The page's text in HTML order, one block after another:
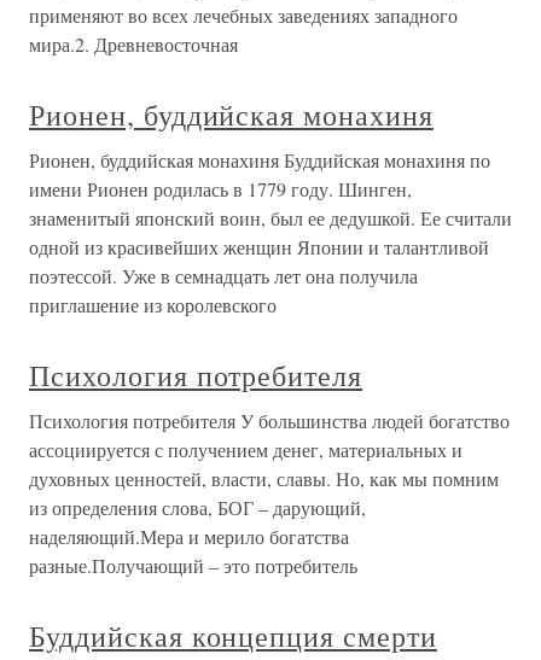
применяют во всех лечебных заведениях западного
мира.2. Древневосточная
Рионен, буддийская монахиня
Рионен, буддийская монахиня Буддийская монахиня по
имени Рионен родилась в 1779 году. Шинген,
знаменитый японский воин, был ее дедушкой. Ее считали
одной из красивейших женщин Японии и талантливой
поэтессой. Уже в семнадцать лет она получила
приглашение из королевского
Психология потребителя
Психология потребителя У большинства людей богатство
ассоциируется с получением денег, материальных и
духовных ценностей, власти, славы. Но, как мы помним
из определения слова, БОГ – дарующий,
наделяющий.Мера и мерило богатства
разные.Получающий – это потребитель
Буддийская концепция смерти